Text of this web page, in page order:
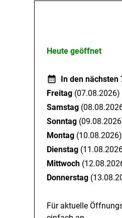
Heute geöffnet
In den nächsten
Freitag (07.08.2026)
Samstag
Sonntag
Montag (10.08.2026)
Dienstag
Mittwoch
Donnerstag
Für aktuelle